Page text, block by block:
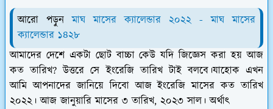
আরো পড়ুনমাঘ মাসের ক্যালেন্ডার ২০২২ - মাঘ মাসের
ক্যালেন্ডার ১৪২৮
আমাদের দেশে একটা ছোট বাচ্চা কেউ যদি জিজ্ঞেস করা হয় আজ
কত তারিখ? উত্তরে সে ইংরেজি তারিখ টাই বলবে।যাহোক এখন
আমি আপনাদের জানিয়ে দিবো আজ ইংরেজি মাসের কত তারিখ
২০২২। আজ জানুয়ারি মাসের ৩ তারিখ, ২০২৩ সাল। অর্থাৎ